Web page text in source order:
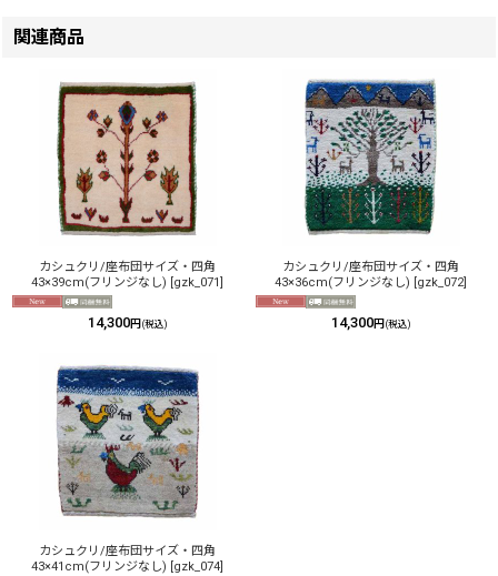
関連商品
カシュクリ/座布団サイズ・四角
43×39cm(フリンジなし) [gzk_071]
14,300円 (税込)
カシュクリ/座布団サイズ・四角
43×36cm(フリンジなし) [gzk_072]
14,300円 (税込)
カシュクリ/座布団サイズ・四角
43×41cm(フリンジなし)
gzk_074